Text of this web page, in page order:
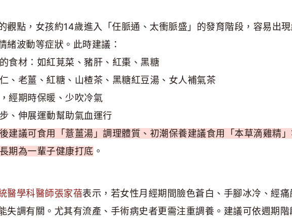
觀點，女孩約14歲進入「任脈通、太衝脈盛」的發育階段，容易出
緒波動等症狀。此時建議：
食材：如紅莧菜、豬肝、紅棗、黑糖
、老薑、紅糖、山楂茶、黑糖紅豆湯、女人補氣茶
經期時保暖、少吹冷氣
、伸展運動幫助氣血運行
建議可食用「薏薑湯」調理體質、初潮保養建議食用「本草滴雞精
期為一輩子健康打底 。
醫學科醫師張家蓓表示，若女性月經期間臉色蒼白、手腳冰冷、經痛
失調有關。尤其有流產、手術病史者更需注重調養。建議可依週期階